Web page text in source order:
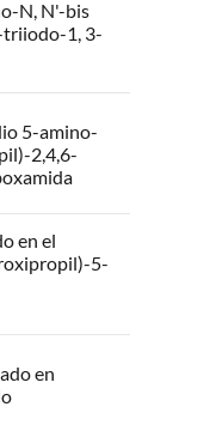
N, N'-bis
1, 3-
5-amino-
2,4,6-
en el
5-
en